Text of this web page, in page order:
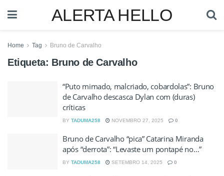
ALERTA HELLO
Home Tag Bruno de Carvalho
Etiqueta: Bruno de Carvalho
“Puto mimado, malcriado, cobardolas”: Bruno
de Carvalho descasca Dylan com (duras)
críticas
BY TADUMA258 NOVEMBRO 27, 2025 0
Bruno de Carvalho “pica” Catarina Miranda
após “derrota”: “Levaste um pontapé no…”
BY TADUMA258 SETEMBRO 14, 2025 0